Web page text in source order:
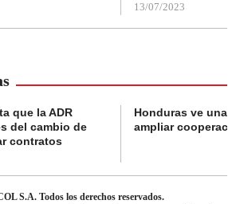
13/07/2023
que la ADR
del cambio de
contratos
Honduras ve una
ampliar
S.A. Todos los derechos reservados.